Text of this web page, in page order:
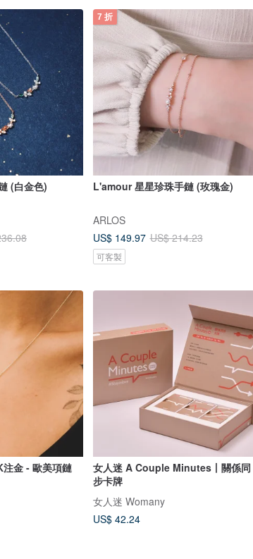
(白金色)
7 折
L'amour 星星珍珠手鏈 (玫瑰金)
ARLOS
US$ 149.97 US$ 214.23
可客製
金 - 歐美項鏈
女人迷 A Couple Minutes丨關係同
步卡牌
女人迷 Womany
US$ 42.24